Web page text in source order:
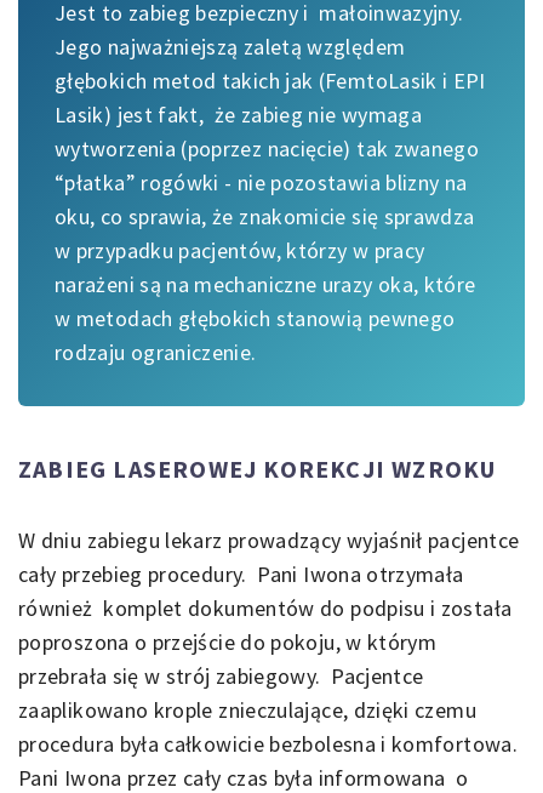
Jest to zabieg bezpieczny i małoinwazyjny.
Jego najważniejszą zaletą względem
głębokich metod takich jak (FemtoLasik i EPI
Lasik) jest fakt, że zabieg nie wymaga
wytworzenia (poprzez nacięcie) tak zwanego
“płatka” rogówki - nie pozostawia blizny na
oku, co sprawia, że znakomicie się sprawdza
w przypadku pacjentów, którzy w pracy
narażeni są na mechaniczne urazy oka, które
w metodach głębokich stanowią pewnego
rodzaju ograniczenie.
ZABIEG LASEROWEJ KOREKCJI WZROKU
W dniu zabiegu lekarz prowadzący wyjaśnił pacjentce
cały przebieg procedury. Pani Iwona otrzymała
również komplet dokumentów do podpisu i została
poproszona o przejście do pokoju, w którym
przebrała się w strój zabiegowy. Pacjentce
zaaplikowano krople znieczulające, dzięki czemu
procedura była całkowicie bezbolesna i komfortowa.
Pani Iwona przez cały czas była informowana o